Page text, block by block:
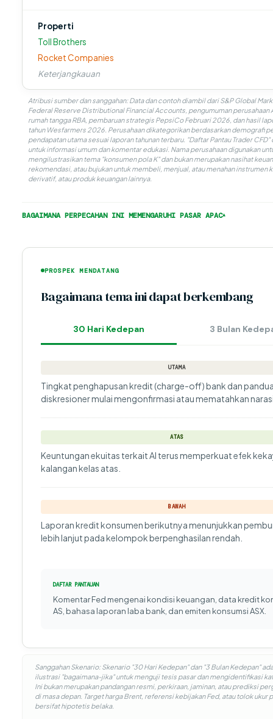
Properti
Toll Brothers
Rocket Companies
Keterjangkauan
Atribusi sumber dan sanggahan: Data dan contoh diambil dari S&P Global
Federal Reserve Distributional Financial Accounts, pengumuman perusahaan
rumah tangga RBA, pembaruan strategis PepsiCo Februari 2026, dan hasil
tahun Wesfarmers 2026. Perusahaan dikategorikan berdasarkan demografi
pendapatan utama sesuai laporan tahunan terbaru. "Daftar Pantau Trader CFD"
untuk informasi umum dan komentar edukasi. Nama perusahaan digunakan
mengilustrasikan tema "konsumen pola K" dan bukan merupakan nasihat
rekomendasi, atau bujukan untuk membeli, menjual, atau menahan instrumen
derivatif, atau produk keuangan lainnya.
BAGAIMANA PERPECAHAN INI MEMENGARUHI PASAR APAC
PROSPEK MENDATANG
Bagaimana tema ini dapat berkembang
30 Hari Kedepan 3 Bulan
UTAMA
Tingkat penghapusan kredit (charge-off) bank dan
diskresioner mulai mengonfirmasi atau mematahkan
ATAS
Keuntungan ekuitas terkait AI terus memperkuat efek
kalangan kelas atas.
BAWAH
Laporan kredit konsumen berikutnya menunjukkan
lebih lanjut pada kelompok berpenghasilan rendah.
DAFTAR PANTAUAN
Komentar Fed mengenai kondisi keuangan, data kredit
AS, bahasa laporan laba bank, dan emiten konsumsi ASX.
Sanggahan Skenario: Skenario "30 Hari Kedepan" dan "3 Bulan Kedepan"
ilustrasi "bagaimana-jika" untuk menguji tesis pasar dan mengidentifikasi
Ini bukan merupakan pandangan resmi, perkiraan, jaminan, atau prediksi
di masa depan. Target harga Brent, referensi kebijakan Fed, atau tolok ukur
bersifat hipotetis belaka.